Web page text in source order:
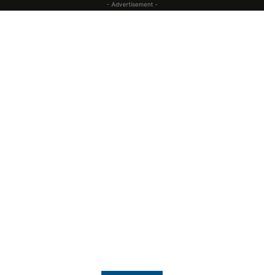
- Advertisement -